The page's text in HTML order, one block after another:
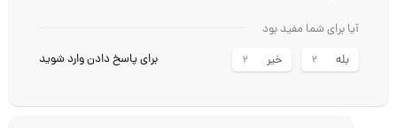
آیا برای شما مفید بود
بله
2 خیر 2 برای پاسخ دادن وارد شوید